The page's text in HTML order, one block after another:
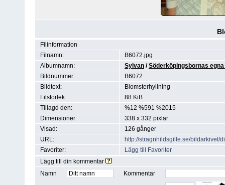
Filinformation
Filnamn:
B6072.jpg
Albumnamn:
Sylvan /Söderköpingsbornas
Bildnummer:
B6072
Bildtext:
Blomsterhyllning
Filstorlek:
88 KiB
Tillagd den:
%12 %591 %2015
Dimensioner:
338 x 332 pixlar
Visad:
126 gånger
URL:
http://stragnhildsgille.se/bildarkivet/
Favoriter:
Lägg till Favoriter
Lägg till din kommentar
Namn
Kommentar